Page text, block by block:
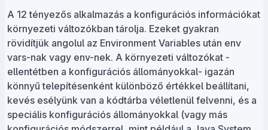
A 12 tényezős alkalmazás a konfigurációs információkat
környezeti változókban tárolja. Ezeket gyakran
rövidítjük angolul az Environment Variables után env
vars-nak vagy env-nek. A környezeti változókat -
ellentétben a konfigurációs állományokkal- igazán
könnyű telepítésenként különböző értékkel beállítani,
kevés esélyünk van a kódtárba véletlenül felvenni, és a
speciális konfigurációs állományokkal (vagy más